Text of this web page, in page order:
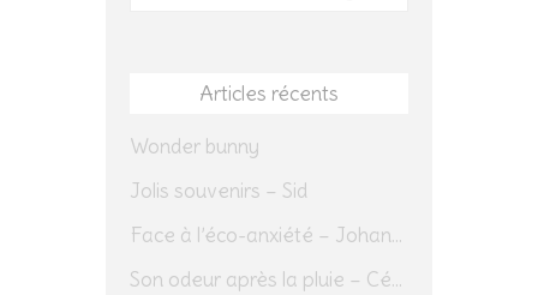
Articles récents
Wonder bunny
Jolis souvenirs – Sid
Face à l’éco-anxiété – Johannes Herrmann
Son odeur après la pluie – Cédric Sapin-Defour